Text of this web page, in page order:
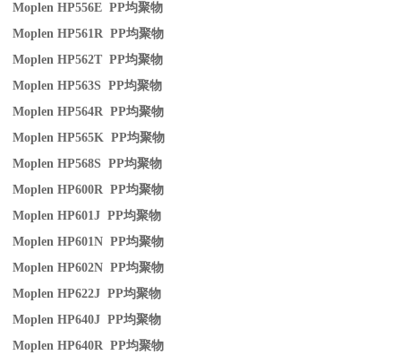
Moplen HP556E PP均聚物
Moplen HP561R PP均聚物
Moplen HP562T PP均聚物
Moplen HP563S PP均聚物
Moplen HP564R PP均聚物
Moplen HP565K PP均聚物
Moplen HP568S PP均聚物
Moplen HP600R PP均聚物
Moplen HP601J PP均聚物
Moplen HP601N PP均聚物
Moplen HP602N PP均聚物
Moplen HP622J PP均聚物
Moplen HP640J PP均聚物
Moplen HP640R PP均聚物